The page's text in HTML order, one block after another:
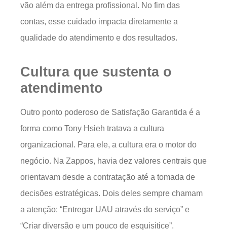
vão além da entrega profissional. No fim das
contas, esse cuidado impacta diretamente a
qualidade do atendimento e dos resultados.
Cultura que sustenta o
atendimento
Outro ponto poderoso de Satisfação Garantida é a
forma como Tony Hsieh tratava a cultura
organizacional. Para ele, a cultura era o motor do
negócio. Na Zappos, havia dez valores centrais que
orientavam desde a contratação até a tomada de
decisões estratégicas. Dois deles sempre chamam
a atenção: “Entregar UAU através do serviço” e
“Criar diversão e um pouco de esquisitice”.